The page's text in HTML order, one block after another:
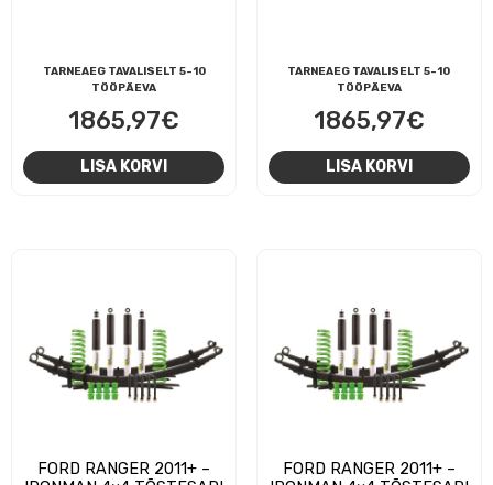
TARNEAEG TAVALISELT 5-10
TÖÖPÄEVA
1865,97€
LISA KORVI
TARNEAEG TAVALISELT 5-10
TÖÖPÄEVA
1865,97€
LISA KORVI
FORD RANGER 2011+ –
FORD RANGER 2011+ –